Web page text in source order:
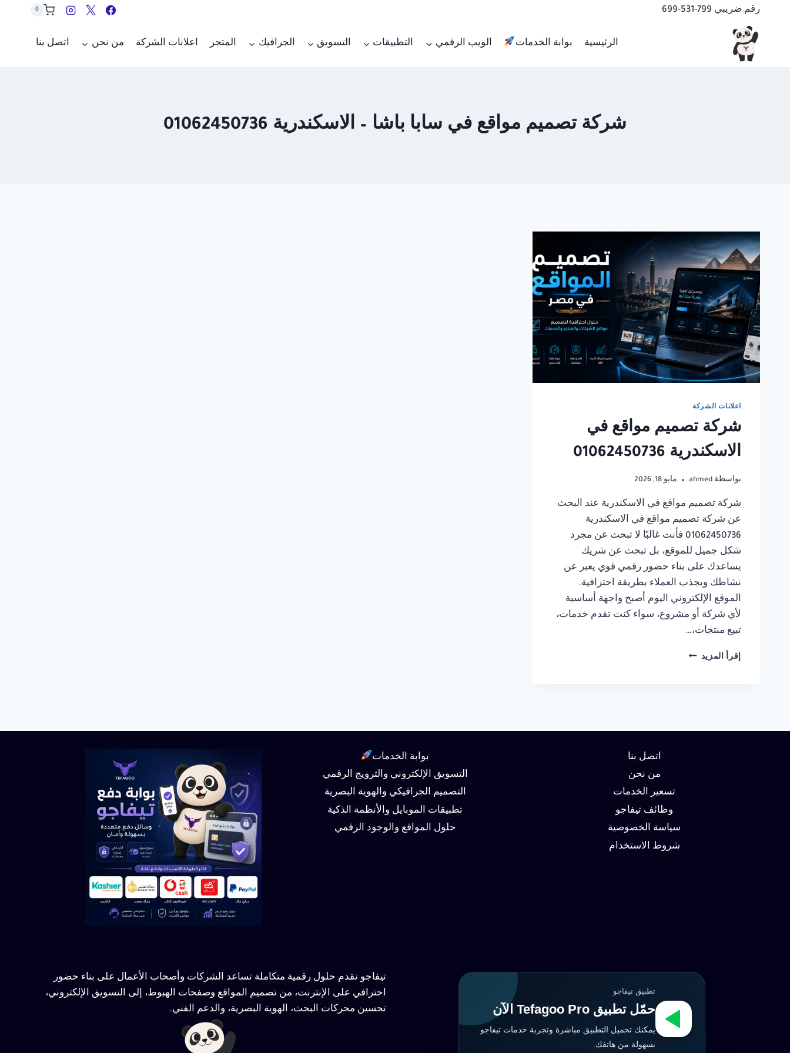
المحتوى
رقم ضريبي 799-531-699 0
الرئيسية بوابة الخدمات الويب الرقمي التطبيقات التسويق الجرافيك المتجر اعلانات الشركة من نحن اتصل بنا
شركة تصميم مواقع في سابا باشا – الاسكندرية 01062450736
اعلانات الشركة
شركة تصميم مواقع في
الاسكندرية 01062450736
بواسطة ahmed مايو 18, 2026
شركة تصميم مواقع في الاسكندرية عند البحث
عن شركة تصميم مواقع في الاسكندرية
01062450736 فأنت غالبًا لا تبحث عن مجرد
شكل جميل للموقع، بل تبحث عن شريك
يساعدك على بناء حضور رقمي قوي يعبر عن
نشاطك ويجذب العملاء بطريقة احترافية.
الموقع الإلكتروني اليوم أصبح واجهة أساسية
لأي شركة أو مشروع، سواء كنت تقدم خدمات،
تبيع منتجات،…
إقرأ المزيد شركة
اتصل بنا
من نحن
تسعير الخدمات
وظائف تيفاجو
سياسة الخصوصية
شروط الاستخدام
بوابة الخدمات
التسويق الإلكتروني والترويج الرقمي
التصميم الجرافيكي والهوية البصرية
تطبيقات الموبايل والأنظمة الذكية
حلول المواقع والوجود الرقمي
تطبيق تيفاجو
حمّل تطبيق Tefagoo Pro الآن
يمكنك تحميل التطبيق مباشرة وتجربة خدمات تيفاجو
بسهولة من هاتفك.
تيفاجو تقدم حلول رقمية متكاملة تساعد الشركات وأصحاب الأعمال على بناء حضور
احترافي على الإنترنت، من تصميم المواقع وصفحات الهبوط، إلى التسويق الإلكتروني،
تحسين محركات البحث، الهوية البصرية، والدعم الفني.